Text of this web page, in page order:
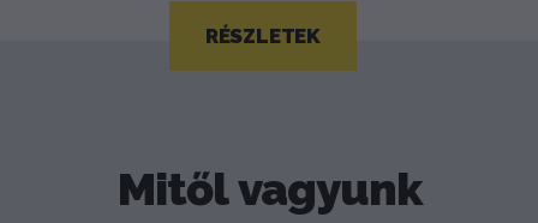
RÉSZLETEK
Mitől vagyunk